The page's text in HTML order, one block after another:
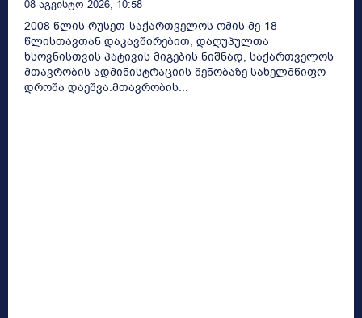
08 Აგვისტო 2026, 10:58
2008 წლის რუსეთ-საქართველოს ომის მე-18
წლისთავთან დაკავშირებით, დაღუპულთა
ხსოვნისთვის პატივის მიგების ნიშნად, საქართველოს
მთავრობის ადმინისტრაციის შენობაზე სახელმწიფო
დროშა დაეშვა.მთავრობის...